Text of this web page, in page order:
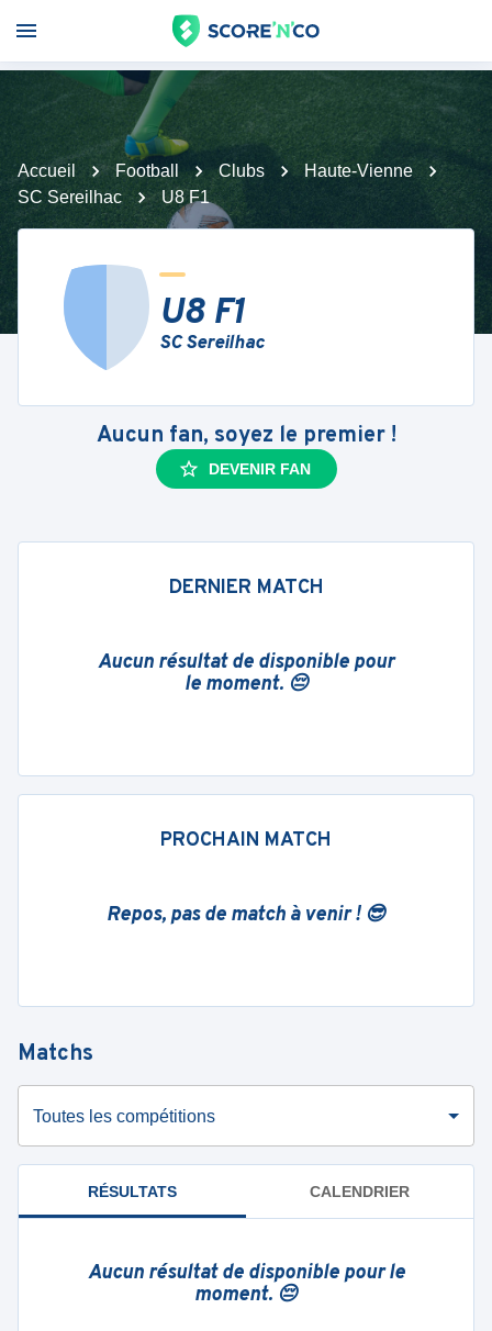
Accueil Football Clubs
Haute-Vienne
SC Sereilhac
U8 F1
U8 F1
SC Sereilhac
Aucun fan, soyez le premier !
DEVENIR FAN
DERNIER MATCH
Aucun résultat de disponible pour
le moment. 😔
PROCHAIN MATCH
Repos, pas de match à venir ! 😎
Matchs
Toutes les compétitions
RÉSULTATS CALENDRIER
Aucun résultat de disponible pour le
moment. 😔